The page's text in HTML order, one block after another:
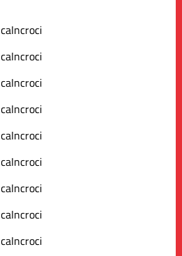
Incroci
Incroci
Incroci
Incroci
Incroci
Incroci
Incroci
Incroci
Incroci